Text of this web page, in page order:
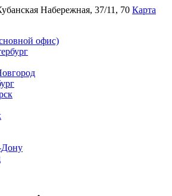
Набережная, 37/11, 70 Карта
офис)
Дону